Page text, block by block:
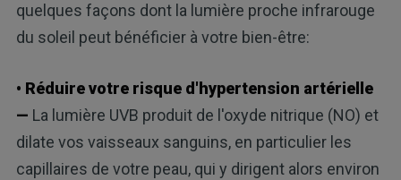
quelques façons dont la lumière proche infrarouge
du soleil peut bénéficier à votre bien-être:
• Réduire votre risque d'hypertension artérielle
— La lumière UVB produit de l'oxyde nitrique (NO) et
dilate vos vaisseaux sanguins, en particulier les
capillaires de votre peau, qui y dirigent alors environ